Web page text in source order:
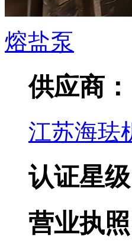
熔盐泵
供应商：
江苏海珐
认证星级
营业执照